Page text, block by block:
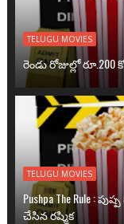
TELUGU MOVIES
రెండు రోజుల్లో రూ.200
TELUGU MOVIES
Pushpa The Rule :
చేసిన రష్మిక